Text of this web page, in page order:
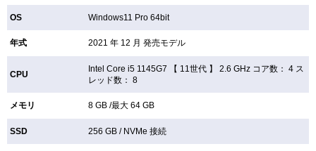
OS Windows11 Pro 64bit
年式 2021 年 12 月 発売モデル
CPU
Intel Core i5 1145G7 【 11世代 】 2.6 GHz コア数： 4 ス
レッド数： 8
メモリ 8 GB /最大 64 GB
SSD 256 GB / NVMe 接続